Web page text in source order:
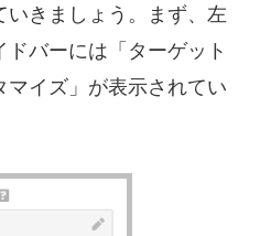
きましょう。まず、左
バーには「ターゲット
イズ」が表示されてい